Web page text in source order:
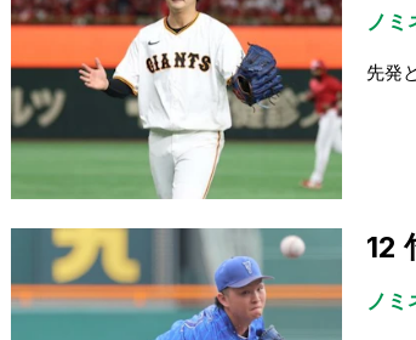
ノミ
先発
12
ノミ